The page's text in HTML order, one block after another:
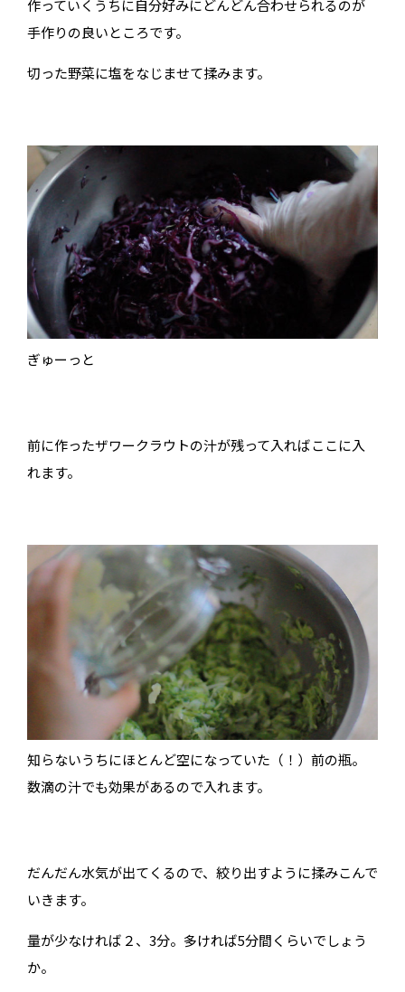
作っていくうちに自分好みにどんどん合わせられるのが
手作りの良いところです。
切った野菜に塩をなじませて揉みます。
ぎゅーっと
前に作ったザワークラウトの汁が残って入ればここに入
れます。
知らないうちにほとんど空になっていた（！）前の瓶。
数滴の汁でも効果があるので入れます。
だんだん水気が出てくるので、絞り出すように揉みこんで
いきます。
量が少なければ２、3分。多ければ5分間くらいでしょう
か。